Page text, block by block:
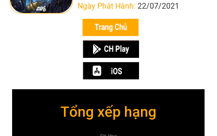
Ngày Phát Hành: 22/07/2021
Tổng xếp hạng